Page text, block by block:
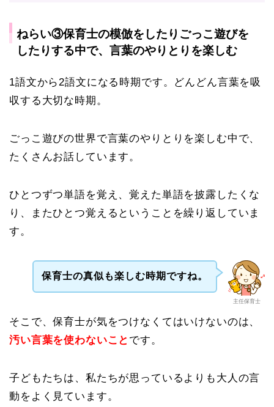
ねらい③保育士の模倣をしたりごっこ遊びを
したりする中で、言葉のやりとりを楽しむ
1語文から2語文になる時期です。どんどん言葉を吸
収する大切な時期。
ごっこ遊びの世界で言葉のやりとりを楽しむ中で、
たくさんお話しています。
ひとつずつ単語を覚え、覚えた単語を披露したくな
り、またひとつ覚えるということを繰り返していま
す。
主任保育士
保育士の真似も楽しむ時期ですね。
そこで、保育士が気をつけなくてはいけないのは、
汚い言葉を使わないこと です。
子どもたちは、私たちが思っているよりも大人の言
動をよく見ています。